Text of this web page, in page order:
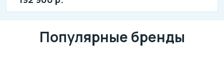
Популярные бренды